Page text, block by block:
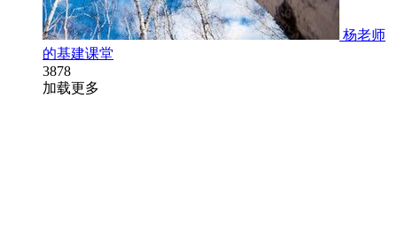
杨老师
的基建课堂
3878
加载更多